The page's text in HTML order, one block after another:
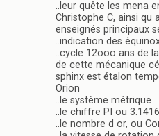
..leur quête les mena
Christophe C, ainsi qu
enseignés principaux
..indication des
..cycle 12ooo ans de
de cette mécanique
sphinx est étalon
Orion
..le système métrique
..le chiffre PI ou 3.1416
..le nombre d or, ou